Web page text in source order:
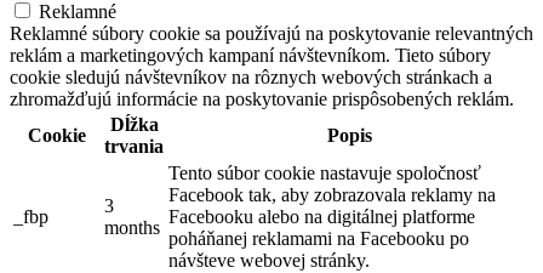
Reklamné
Reklamné súbory cookie sa používajú na poskytovanie relevantných
reklám a marketingových kampaní návštevníkom. Tieto súbory
cookie sledujú návštevníkov na rôznych webových stránkach a
zhromažďujú informácie na poskytovanie prispôsobených reklám.
Cookie
Dĺžka
trvania
Popis
_fbp
3
months
Tento súbor cookie nastavuje spoločnosť
Facebook tak, aby zobrazovala reklamy na
Facebooku alebo na digitálnej platforme
poháňanej reklamami na Facebooku po
návšteve webovej stránky.